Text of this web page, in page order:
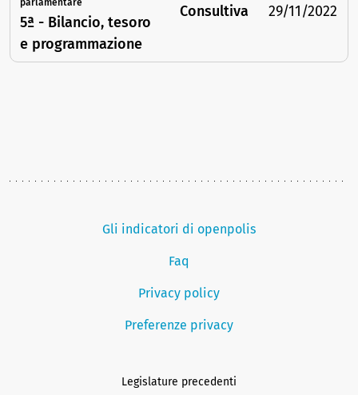
parlamentare
5ª - Bilancio, tesoro
e programmazione
Consultiva 29/11/2022
Gli indicatori di openpolis
Faq
Privacy policy
Preferenze privacy
Legislature precedenti